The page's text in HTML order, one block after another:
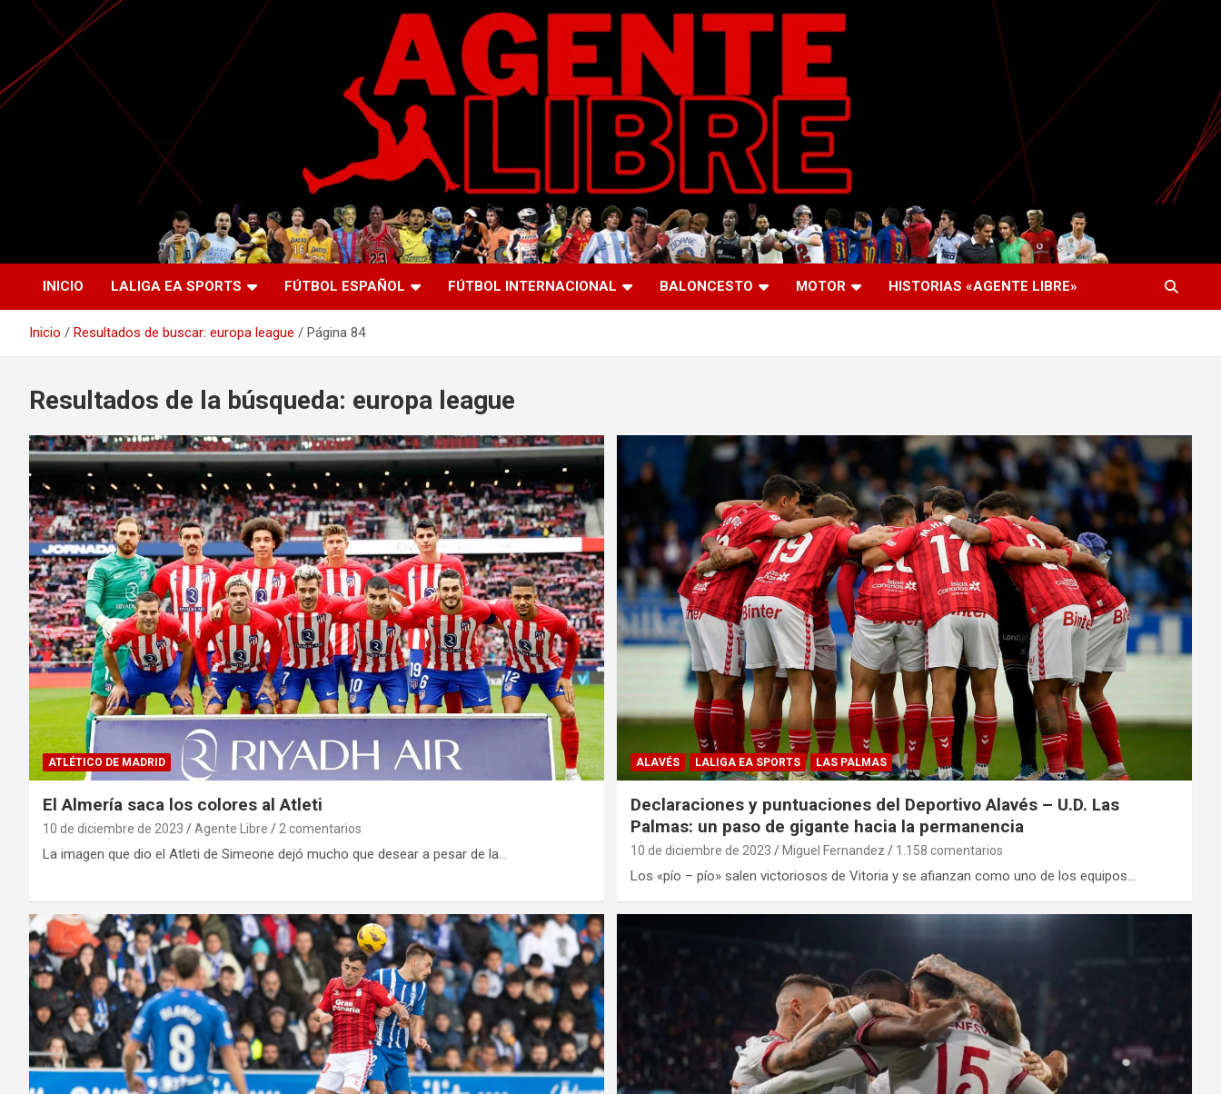
Saltar
contenido
Agente Libre Digital
La nueva generación del periodismo deportivo.
INICIO LALIGA EA SPORTS FÚTBOL ESPAÑOL FÚTBOL INTERNACIONAL BALONCESTO MOTOR HISTORIAS «AGENTE LIBRE»
Inicio Resultados de buscar: europa league Página 84
Resultados de la búsqueda: europa league
ATLÉTICO DE MADRID
El Almería saca los colores al Atleti
10 de diciembre de 2023 Agente Libre 2 comentarios
La imagen que dio el Atleti de Simeone dejó mucho que desear a pesar de la…
ALAVÉS LALIGA EA SPORTS LAS PALMAS
Declaraciones y puntuaciones del Deportivo Alavés – U.D. Las
Palmas: un paso de gigante hacia la permanencia
10 de diciembre de 2023 Miguel Fernandez 1.158 comentarios
Los «pío – pío» salen victoriosos de Vitoria y se afianzan como uno de los equipos…